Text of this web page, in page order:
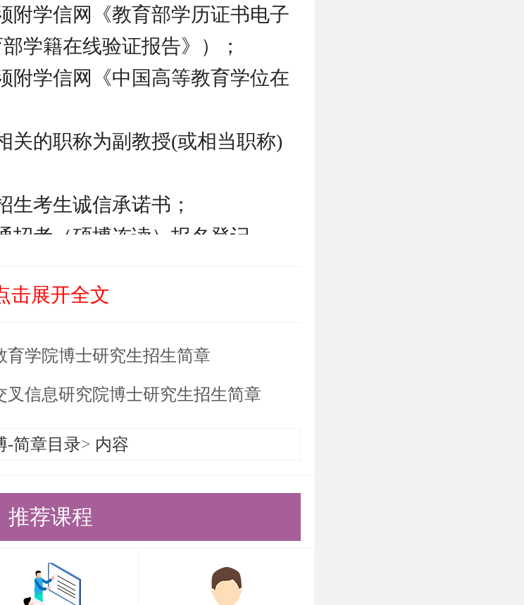
附学信网《教育部学历证书电子
学籍在线验证报告》）；
附学信网《中国高等教育学位在
关的职称为副教授(或相当职称)
生考生诚信承诺书；
招考（硕博连读）报名登记
推荐意见；
及攻读研究生阶段的学习和研究
平和能力的材料。
学位研究生
击展开全文
育学院博士研究生招生简章
叉信息研究院博士研究生招生简章
-简章目录> 内容
推荐课程